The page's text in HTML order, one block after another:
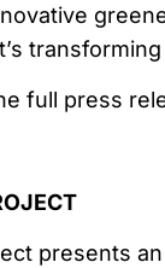
full press
presents